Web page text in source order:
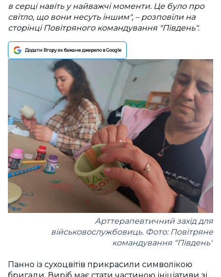
в серці навіть у найважчі моменти. Це було про
світло, що вони несуть іншим", – розповіли на
сторінці Повітряного командування "Південь".
Додати Вгору як бажане джерело в Google
Арттерапевтичний захід для
військовослужбовиць. Фото: Повітряне
командування "Південь"
Панно із сухоцвітів прикрасили символікою